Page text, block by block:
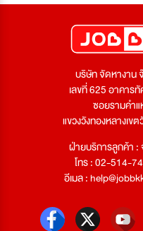
บริษัท จัดหางาน
เลขที่ 625 อาคาร
ซอยรามคำ
แขวงวังทองหลางเข
ฝ่ายบริการลูกค้า :
โทร : 02-514-
อีเมล :